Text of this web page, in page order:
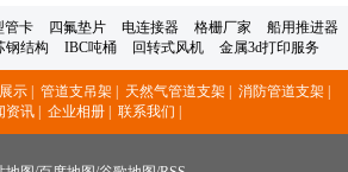
管卡 四氟垫片 电连接器 格栅厂家
船用推进器
钢结构 IBC吨桶 回转式风机 金属3d打印服务
示 | 管道支吊架 | 天然气管道支架 | 消防管道支架 |
资讯 | 企业相册 | 联系我们 |